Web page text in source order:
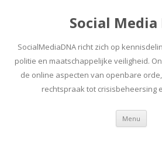
Social Media
SocialMediaDNA richt zich op
politie en maatschappelijke veiligheid.
de online aspecten van openbare
rechtspraak tot crisisbeheersing
Menu